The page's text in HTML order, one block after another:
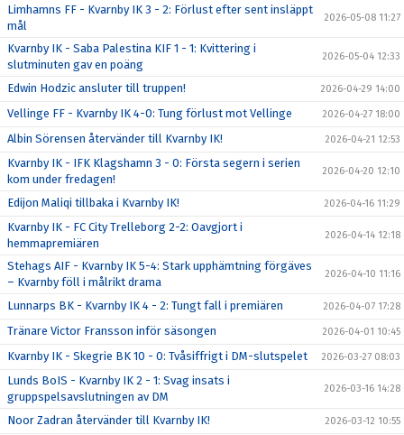
Limhamns FF - Kvarnby IK 3 - 2: Förlust efter sent insläppt
mål
2026-05-08 11:27
Kvarnby IK - Saba Palestina KIF 1 - 1: Kvittering i
slutminuten gav en poäng
2026-05-04 12:33
Edwin Hodzic ansluter till truppen! 2026-04-29 14:00
Vellinge FF - Kvarnby IK 4-0: Tung förlust mot Vellinge 2026-04-27 18:00
Albin Sörensen återvänder till Kvarnby IK! 2026-04-21 12:53
Kvarnby IK - IFK Klagshamn 3 - 0: Första segern i serien
kom under fredagen!
2026-04-20 12:10
Edijon Maliqi tillbaka i Kvarnby IK! 2026-04-16 11:29
Kvarnby IK - FC City Trelleborg 2-2: Oavgjort i
hemmapremiären
2026-04-14 12:18
Stehags AIF - Kvarnby IK 5-4: Stark upphämtning förgäves
– Kvarnby föll i målrikt drama
2026-04-10 11:16
Lunnarps BK - Kvarnby IK 4 - 2: Tungt fall i premiären 2026-04-07 17:28
Tränare Victor Fransson inför säsongen 2026-04-01 10:45
Kvarnby IK - Skegrie BK 10 - 0: Tvåsiffrigt i DM-slutspelet 2026-03-27 08:03
Lunds BoIS - Kvarnby IK 2 - 1: Svag insats i
gruppspelsavslutningen av DM
2026-03-16 14:28
Noor Zadran återvänder till Kvarnby IK! 2026-03-12 10:55